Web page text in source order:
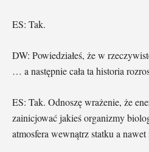
ES: Tak.
DW: Powiedziałeś, że w
… a następnie cała ta historia
ES: Tak. Odnoszę wrażenie, że
zainicjować jakieś organizmy
atmosfera wewnątrz statku a